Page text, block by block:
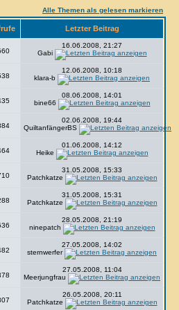
Alle Themen als gelesen markieren
Letzter Beitrag
16.06.2008, 21:27
Gabi
12.06.2008, 10:18
klara-b
08.06.2008, 14:01
bine66
02.06.2008, 19:44
QuiltanfängerBS
01.06.2008, 14:12
Heike
31.05.2008, 15:33
Patchkatze
31.05.2008, 15:31
Patchkatze
28.05.2008, 21:19
ninepatch
27.05.2008, 14:02
sternwerfer
27.05.2008, 11:04
Meerjungfrau
26.05.2008, 20:11
Patchkatze